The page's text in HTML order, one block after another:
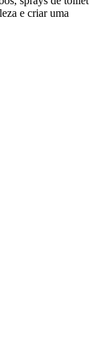
e criar uma